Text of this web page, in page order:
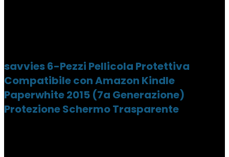
savvies 6-Pezzi Pellicola Protettiva
Compatibile con Amazon Kindle
Paperwhite 2015 (7a Generazione)
Protezione Schermo Trasparente